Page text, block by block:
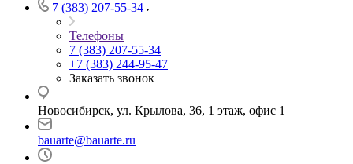
7 (383) 207-55-34
Телефоны
7 (383) 207-55-34
+7 (383) 244-95-47
Заказать звонок
Новосибирск, ул. Крылова, 36, 1 этаж, офис 1
bauarte@bauarte.ru